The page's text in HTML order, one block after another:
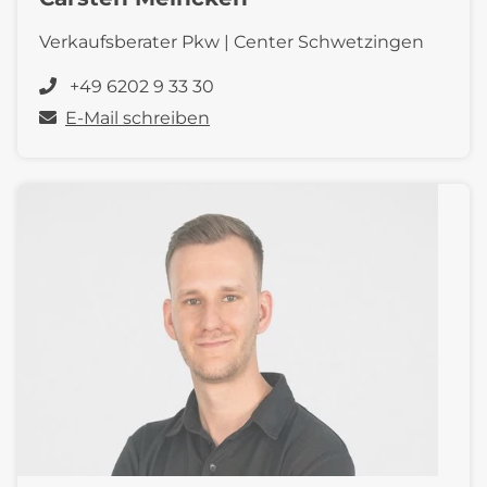
Verkaufsberater Pkw | Center Schwetzingen
+49 6202 9 33 30
E-Mail schreiben